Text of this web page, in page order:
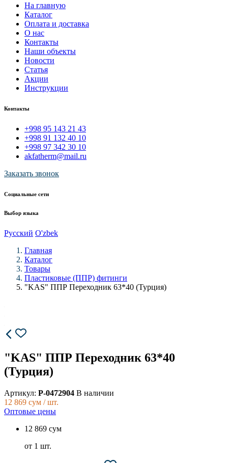
На главную
Каталог
Оплата и доставка
О нас
Контакты
Наши объекты
Новости
Статья
Акции
Инструкции
Контакты
+998 95 143 21 43
+998 91 132 40 10
+998 97 342 30 10
akfatherm@mail.ru
Заказать звонок
Социальные сети
Выбор языка
Русский O'zbek
Главная
Каталог
Товары
Пластиковые (ППР) фитинги
"KAS" ППР Переходник 63*40 (Турция)
"KAS" ППР Переходник 63*40
(Турция)
Артикул: P-0472904 В наличии
12 869 сум / шт.
Оптовые цены
12 869 сум
от 1 шт.